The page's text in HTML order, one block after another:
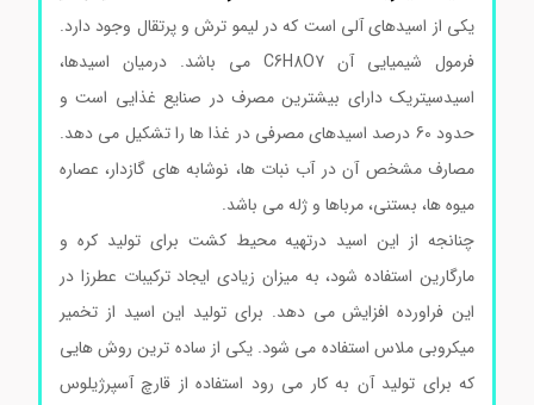
یکی از اسیدهای آلی است که در لیمو ترش و پرتقال وجود دارد.
فرمول شیمیایی آن C6H8O7 می باشد. درمیان اسیدها،
اسیدسیتریک دارای بیشترین مصرف در صنایع غذایی است و
حدود 60 درصد اسیدهای مصرفی در غذا ها را تشکیل می دهد.
مصارف مشخص آن در آب نبات ها، نوشابه های گازدار، عصاره
میوه ها، بستنی، مرباها و ژله می باشد.
چنانجه از این اسید درتهیه محیط کشت برای تولید کره و
مارگارین استفاده شود، به میزان زیادی ایجاد ترکیبات عطرزا در
این فراورده افزایش می دهد. برای تولید این اسید از تخمیر
میکروبی ملاس استفاده می شود. یکی از ساده ترین روش هایی
که برای تولید آن به کار می رود استفاده از قارچ آسپرژیلوس